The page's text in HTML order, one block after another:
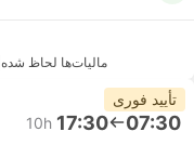
مالیات‌ها لحاظ شده
تأیید فوری
07:30
17:30
10h